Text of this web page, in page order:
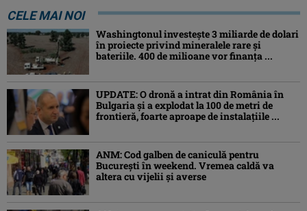
CELE MAI NOI
Washingtonul investește 3 miliarde de dolari
în proiecte privind mineralele rare și
bateriile. 400 de milioane vor finanța ...
UPDATE: O dronă a intrat din România în
Bulgaria şi a explodat la 100 de metri de
frontieră, foarte aproape de instalațiile ...
ANM: Cod galben de caniculă pentru
București în weekend. Vremea caldă va
altera cu vijelii și averse